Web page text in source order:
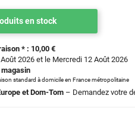
en stock
* : 10,00 €
2026 et le Mercredi 12 Août 2026
standard à domicile en France métropolitaine
et Dom-Tom – Demandez votre